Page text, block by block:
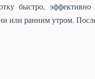
быстро,
или ранним утром.